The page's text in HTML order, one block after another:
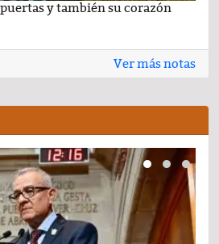
y también su corazón
Ver más notas